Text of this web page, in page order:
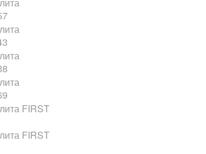
FIRST
FIRST